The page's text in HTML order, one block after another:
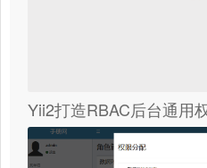
Yii2打造RBAC后台通用